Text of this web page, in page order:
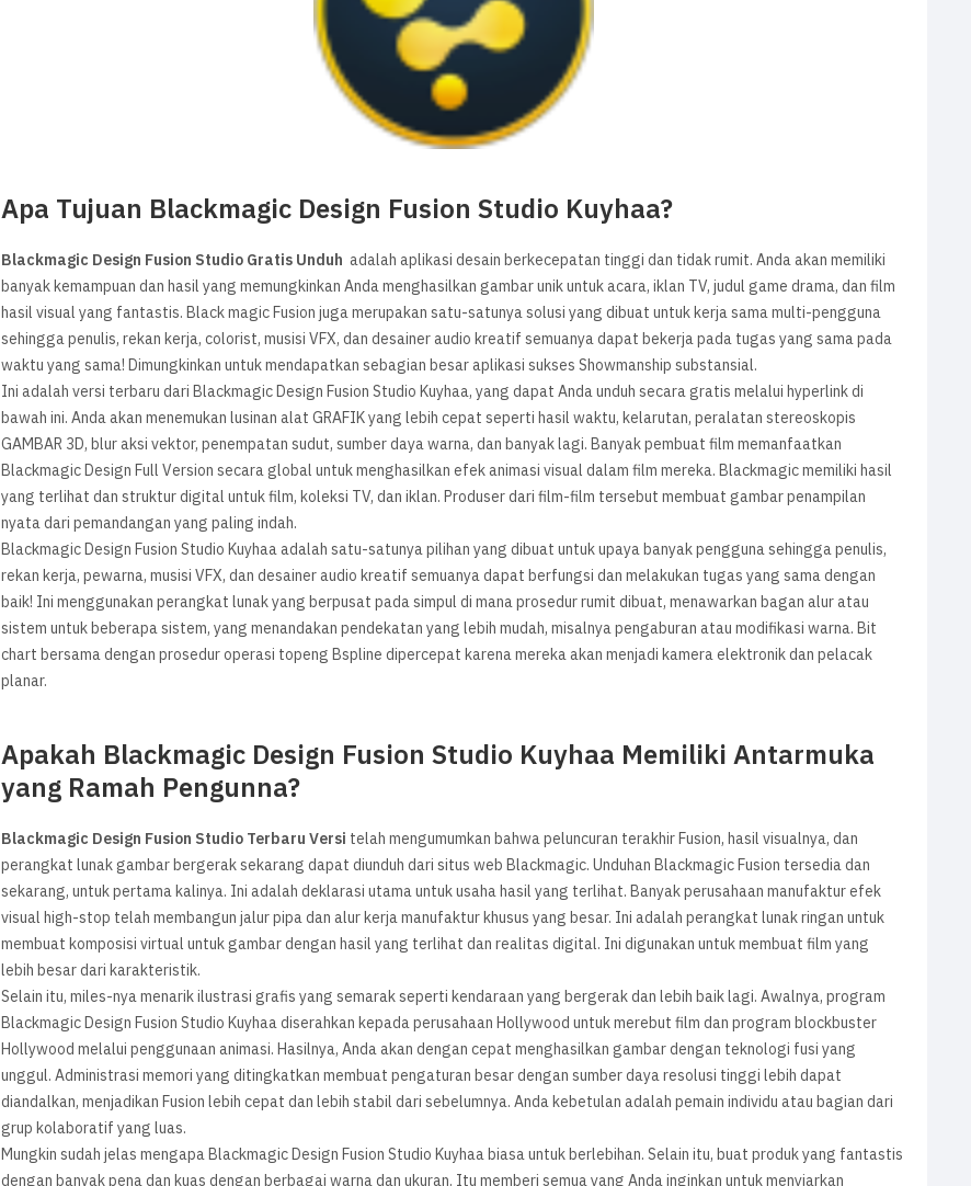
Apa Tujuan Blackmagic Design Fusion Studio Kuyhaa?
Blackmagic Design Fusion Studio Gratis Unduh adalah aplikasi desain berkecepatan tinggi dan tidak rumit. Anda akan memiliki
banyak kemampuan dan hasil yang memungkinkan Anda menghasilkan gambar unik untuk acara, iklan TV, judul game drama, dan film
hasil visual yang fantastis. Black magic Fusion juga merupakan satu-satunya solusi yang dibuat untuk kerja sama multi-pengguna
sehingga penulis, rekan kerja, colorist, musisi VFX, dan desainer audio kreatif semuanya dapat bekerja pada tugas yang sama pada
waktu yang sama! Dimungkinkan untuk mendapatkan sebagian besar aplikasi sukses Showmanship substansial.
Ini adalah versi terbaru dari Blackmagic Design Fusion Studio Kuyhaa, yang dapat Anda unduh secara gratis melalui hyperlink di
bawah ini. Anda akan menemukan lusinan alat GRAFIK yang lebih cepat seperti hasil waktu, kelarutan, peralatan stereoskopis
GAMBAR 3D, blur aksi vektor, penempatan sudut, sumber daya warna, dan banyak lagi. Banyak pembuat film memanfaatkan
Blackmagic Design Full Version secara global untuk menghasilkan efek animasi visual dalam film mereka. Blackmagic memiliki hasil
yang terlihat dan struktur digital untuk film, koleksi TV, dan iklan. Produser dari film-film tersebut membuat gambar penampilan
nyata dari pemandangan yang paling indah.
Blackmagic Design Fusion Studio Kuyhaa adalah satu-satunya pilihan yang dibuat untuk upaya banyak pengguna sehingga penulis,
rekan kerja, pewarna, musisi VFX, dan desainer audio kreatif semuanya dapat berfungsi dan melakukan tugas yang sama dengan
baik! Ini menggunakan perangkat lunak yang berpusat pada simpul di mana prosedur rumit dibuat, menawarkan bagan alur atau
sistem untuk beberapa sistem, yang menandakan pendekatan yang lebih mudah, misalnya pengaburan atau modifikasi warna. Bit
chart bersama dengan prosedur operasi topeng Bspline dipercepat karena mereka akan menjadi kamera elektronik dan pelacak
planar.
Apakah Blackmagic Design Fusion Studio Kuyhaa Memiliki Antarmuka
yang Ramah Pengunna?
Blackmagic Design Fusion Studio Terbaru Versi telah mengumumkan bahwa peluncuran terakhir Fusion, hasil visualnya, dan
perangkat lunak gambar bergerak sekarang dapat diunduh dari situs web Blackmagic. Unduhan Blackmagic Fusion tersedia dan
sekarang, untuk pertama kalinya. Ini adalah deklarasi utama untuk usaha hasil yang terlihat. Banyak perusahaan manufaktur efek
visual high-stop telah membangun jalur pipa dan alur kerja manufaktur khusus yang besar. Ini adalah perangkat lunak ringan untuk
membuat komposisi virtual untuk gambar dengan hasil yang terlihat dan realitas digital. Ini digunakan untuk membuat film yang
lebih besar dari karakteristik.
Selain itu, miles-nya menarik ilustrasi grafis yang semarak seperti kendaraan yang bergerak dan lebih baik lagi. Awalnya, program
Blackmagic Design Fusion Studio Kuyhaa diserahkan kepada perusahaan Hollywood untuk merebut film dan program blockbuster
Hollywood melalui penggunaan animasi. Hasilnya, Anda akan dengan cepat menghasilkan gambar dengan teknologi fusi yang
unggul. Administrasi memori yang ditingkatkan membuat pengaturan besar dengan sumber daya resolusi tinggi lebih dapat
diandalkan, menjadikan Fusion lebih cepat dan lebih stabil dari sebelumnya. Anda kebetulan adalah pemain individu atau bagian dari
grup kolaboratif yang luas.
Mungkin sudah jelas mengapa Blackmagic Design Fusion Studio Kuyhaa biasa untuk berlebihan. Selain itu, buat produk yang fantastis
dengan banyak pena dan kuas dengan berbagai warna dan ukuran. Itu memberi semua yang Anda inginkan untuk menyiarkan